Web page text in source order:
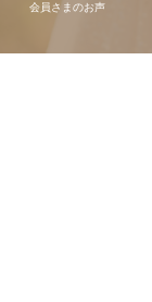
会員さまのお声